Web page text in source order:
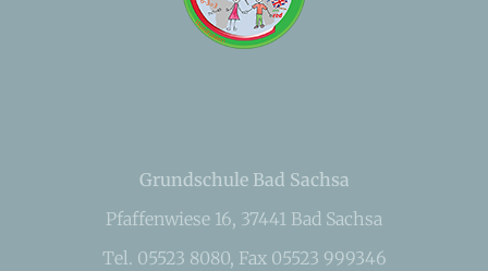
Grundschule Bad Sachsa
Pfaffenwiese 16, 37441 Bad Sachsa
Tel. 05523 8080, Fax 05523 999346